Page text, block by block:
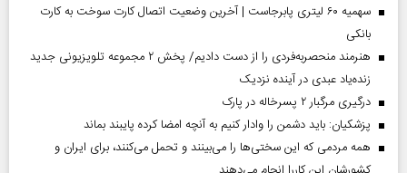
سهمیه ۶۰ لیتری پابرجاست | آخرین وضعیت اتصال کارت سوخت به کارت
بانکی
هنرمند منحصر‌به‌فردی را از دست دادیم/ پخش ۲ مجموعه تلویزیونی جدید
زنده‌یاد عبدی در آینده نزدیک
درگیری مرگبار ۲ پسرخاله در پارک
پزشکیان: باید دشمن را وادار کنیم به آنچه امضا کرده پایبند بماند
همه مردمی که این سختی‌ها را می‌بینند و تحمل می‌کنند، برای ایران و